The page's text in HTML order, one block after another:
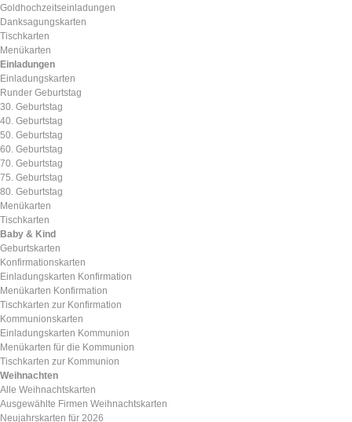
Goldhochzeitseinladungen
Danksagungskarten
Tischkarten
Menükarten
Einladungen
Einladungskarten
Runder Geburtstag
30. Geburtstag
40. Geburtstag
50. Geburtstag
60. Geburtstag
70. Geburtstag
75. Geburtstag
80. Geburtstag
Menükarten
Tischkarten
Baby & Kind
Geburtskarten
Konfirmationskarten
Einladungskarten Konfirmation
Menükarten Konfirmation
Tischkarten zur Konfirmation
Kommunionskarten
Einladungskarten Kommunion
Menükarten für die Kommunion
Tischkarten zur Kommunion
Weihnachten
Alle Weihnachtskarten
Ausgewählte Firmen Weihnachtskarten
Neujahrskarten für 2026